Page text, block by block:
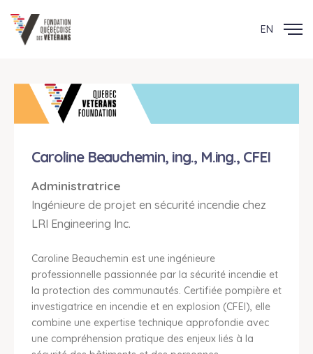
EN
Caroline Beauchemin, ing., M.ing., CFEI
Administratrice
Ingénieure de projet en sécurité incendie chez
LRI Engineering Inc.
Caroline Beauchemin est une ingénieure
professionnelle passionnée par la sécurité incendie et
la protection des communautés. Certifiée pompière et
investigatrice en incendie et en explosion (CFEI), elle
combine une expertise technique approfondie avec
une compréhension pratique des enjeux liés à la